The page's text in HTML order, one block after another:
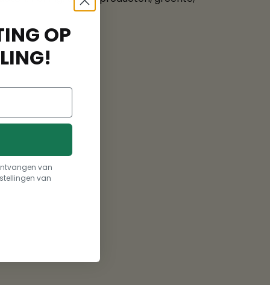
OP
van
van